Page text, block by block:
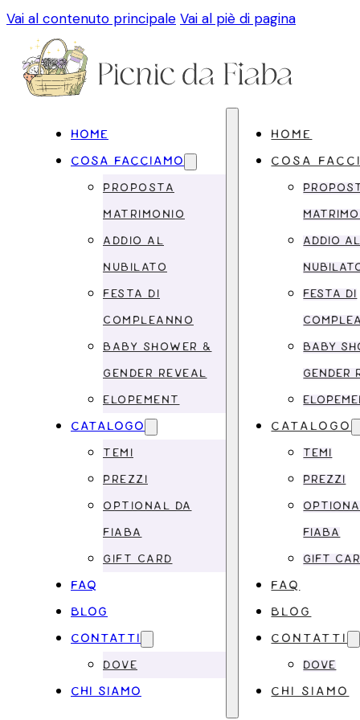
Vai al contenuto principale Vai al piè di pagina
HOME
COSA FACCIAMO
PROPOSTA
MATRIMONIO
ADDIO AL
NUBILATO
FESTA DI
COMPLEANNO
BABY SHOWER &
GENDER REVEAL
ELOPEMENT
CATALOGO
TEMI
PREZZI
OPTIONAL DA
FIABA
GIFT CARD
FAQ
BLOG
CONTATTI
DOVE
CHI SIAMO
HOME
COSA
ADDIO
FESTA DI
BABY
GENDER
CATALOGO
TEMI
PREZZI
FIABA
GIFT
FAQ
BLOG
CONTATTI
DOVE
CHI SIAMO